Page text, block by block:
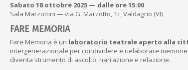
Sabato 18 ottobre 2025 — dalle ore 15:00
Sala Marzottini — via G. Marzotto, 1c, Valdagno (VI)
FARE MEMORIA
Fare Memoria è un laboratorio teatrale aperto alla
intergenerazionale per condividere e rielaborare
diventa strumento di ascolto, narrazione e relazione.